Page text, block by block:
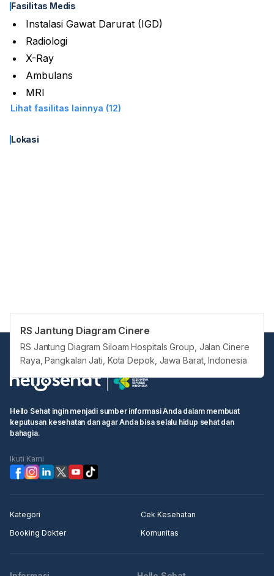
Fasilitas Medis
Instalasi Gawat Darurat (IGD)
Radiologi
X-Ray
Ambulans
MRI
Lihat fasilitas lainnya (12)
Lokasi
RS Jantung Diagram Cinere
RS Jantung Diagram Siloam Hospitals Group, Jalan Cinere
Raya, Pangkalan Jati, Kota Depok, Jawa Barat, Indonesia
Hello Sehat ingin menjadi sumber informasi Anda dalam membuat
keputusan kesehatan dan agar Anda bisa selalu hidup sehat dan
bahagia.
Ikuti Kami
Kategori
Cek Kesehatan
Booking Dokter
Komunitas